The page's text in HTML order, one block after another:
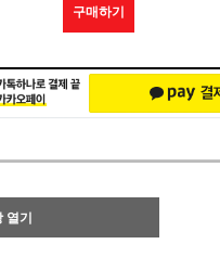
구매하기
열기